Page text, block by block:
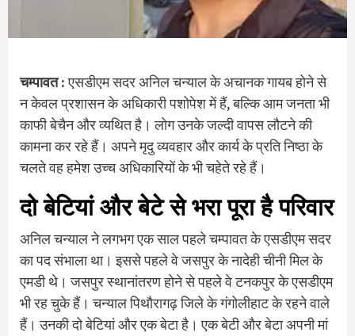
चम्पावत :एसडीएम सदर अनिल चन्याल के अचानक गायब होने से
न केवल प्रशासन के अधिकारी पशोपेश में हैं, बल्कि आम जनता भी
काफी बेचैन और व्यथित है। लोग उनके जल्दी वापस लौटने की
कामना कर रहे हैं। अपने मृदु व्यवहार और कार्य के प्रति निष्ठा के
चलते वह हमेश उच्च अधिकारियों के भी चहेते रहे हैं।
दो बेटियां और बेटे से भरा पूरा है परिवार
अनिल चन्याल ने लगभग एक साल पहले चम्पावत के एसडीएम सदर
का पद संभाला था। इससे पहले वे जसपुर के नादेही चीनी मिल के
एमडी थे। जसपुर स्थानांतरण होने से पहले वे टनकपुर के एसडीएम
भी रह चुके हैं। चन्याल पिथौरागढ़ जिले के गंगोलीहाट के रहने वाले
हैं। उनकी दो बेटियां और एक बेटा है। एक बेटी और बेटा अपनी मां